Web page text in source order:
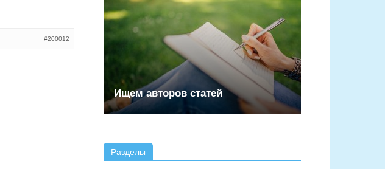
#200012
Ищем авторов статей
Разделы